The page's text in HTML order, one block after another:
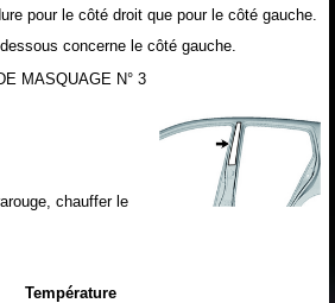
pour le côté droit que pour le côté gauche.
concerne le côté gauche.
MASQUAGE N° 3
chauffer le
Température